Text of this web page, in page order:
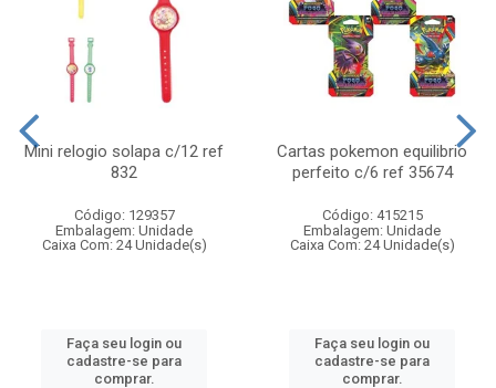
Mini relogio solapa c/12 ref
832
Código: 129357
Embalagem: Unidade
Caixa Com: 24 Unidade(s)
Faça seu login ou
cadastre-se para
comprar.
Cartas pokemon equilibrio
perfeito c/6 ref 35674
Código: 415215
Embalagem: Unidade
Caixa Com: 24 Unidade(s)
Faça seu login ou
cadastre-se para
comprar.